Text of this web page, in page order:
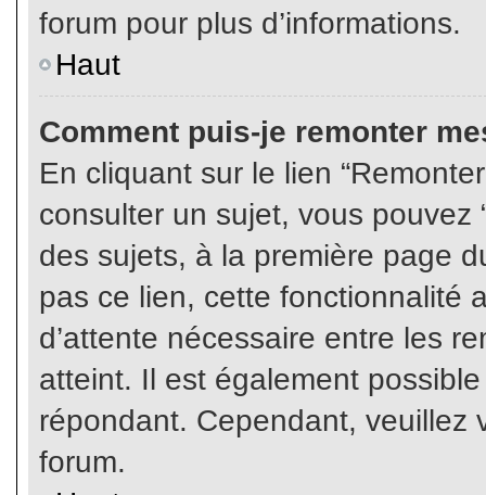
forum pour plus d’informations.
Haut
Comment puis-je remonter
En cliquant sur le lien
consulter un sujet, vous pouvez
des sujets, à la première page
pas ce lien, cette fonctionnalité
d’attente nécessaire entre les
atteint. Il est également
répondant. Cependant, veuillez
forum.